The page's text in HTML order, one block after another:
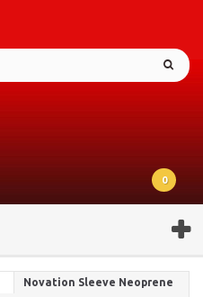
0
Novation Sleeve Neoprene